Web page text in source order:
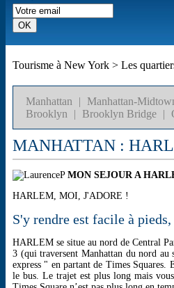
Tourisme à New York > Les
Manhattan | Manhattan-
Brooklyn
| Brooklyn Bridge |
MANHATTAN :
MON SEJOUR A
HARLEM, MOI, J'ADORE !
S'y rendre est facile à
HARLEM se situe au nord de Central
3 (qui traversent Manhattan du nord
express " en partant de Times
le bus. Le trajet est plus long mais